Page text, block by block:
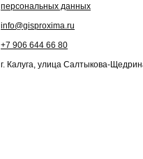
персональных данных
info@gisproxima.ru
+7 906 644 66 80
г. Калуга, улица Салтыкова-